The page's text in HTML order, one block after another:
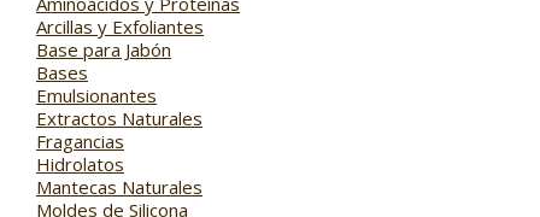
Arcillas y Exfoliantes
Base para Jabón
Bases
Emulsionantes
Extractos Naturales
Fragancias
Hidrolatos
Mantecas Naturales
Moldes de Silicona